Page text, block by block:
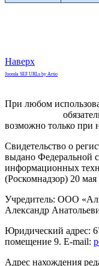
Наверх
Joomla SEF URLs by Artio
При любом
возможно только при
Свидетельство о
выдано Федеральной
информационных
(Роскомнадзор) 20 мая
Учредитель: ООО
Александр
Юридический адрес:
помещение 9. E-mail:
Адрес нахождения